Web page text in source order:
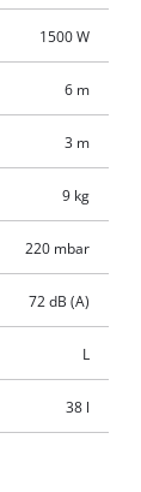
1500 W
6 m
3 m
9 kg
220 mbar
72 dB (A)
L
38 l